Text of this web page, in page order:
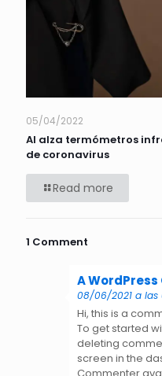
05/04/2022
Al alza termómetros
de coronavirus
Read more
1 Comment
A
08/06/2021 a las
Hi, this is a
To get started
deleting
screen in the